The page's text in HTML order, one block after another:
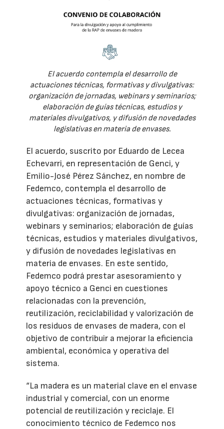
El acuerdo contempla el desarrollo de
actuaciones técnicas, formativas y divulgativas:
organización de jornadas, webinars y seminarios;
elaboración de guías técnicas, estudios y
materiales divulgativos, y difusión de novedades
legislativas en materia de envases.
El acuerdo, suscrito por Eduardo de Lecea
Echevarri, en representación de Genci, y
Emilio-José Pérez Sánchez, en nombre de
Fedemco, contempla el desarrollo de
actuaciones técnicas, formativas y
divulgativas: organización de jornadas,
webinars y seminarios; elaboración de guías
técnicas, estudios y materiales divulgativos,
y difusión de novedades legislativas en
materia de envases. En este sentido,
Fedemco podrá prestar asesoramiento y
apoyo técnico a Genci en cuestiones
relacionadas con la prevención,
reutilización, reciclabilidad y valorización de
los residuos de envases de madera, con el
objetivo de contribuir a mejorar la eficiencia
ambiental, económica y operativa del
sistema.
“La madera es un material clave en el envase
industrial y comercial, con un enorme
potencial de reutilización y reciclaje. El
conocimiento técnico de Fedemco nos